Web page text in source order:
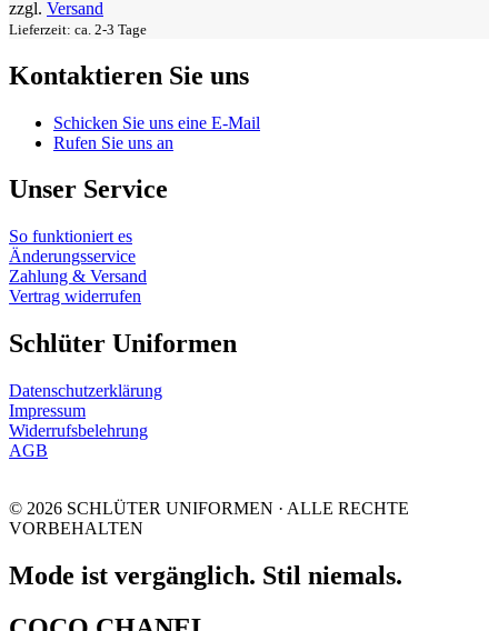
zzgl. Versand
Lieferzeit: ca. 2-3 Tage
Kontaktieren Sie uns
Schicken Sie uns eine E-Mail
Rufen Sie uns an
Unser Service
So funktioniert es
Änderungsservice
Zahlung & Versand
Vertrag widerrufen
Schlüter Uniformen
Datenschutzerklärung
Impressum
Widerrufsbelehrung
AGB
© 2026 SCHLÜTER UNIFORMEN · ALLE RECHTE
VORBEHALTEN
Mode ist vergänglich. Stil niemals.